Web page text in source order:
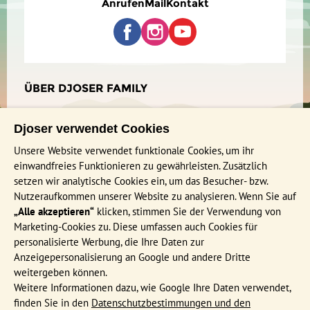
Spaß, die engen Gassen in der Altstadt zu erkunden. Neben
bunten Geschäften findet ihr hier auch echte griechische
Tavernen, in denen ihr köstliche traditionelle Gerichte
kleine Gerichte (Mezze), dann könnt ihr so viel wie möglich
von all den Köstlichkeiten probieren. So machen es auch die
Griechen.
Vulkanische Insel Santorini
Tag 14 Fähre Naxos - Santorini
Tag 15 Santorini
Tag 16 Fähre Santorini - Kreta (Heraklion)
einen Vulkanausbruch zerstört wurde.
Unternehmt eine Wanderung durch die 8 km lange
Imbros-Schlucht. Eine schöne Naturwanderung
Ein Ausflug zum interessanten Knossos in der Stadt
AnrufenMailKontakt
ÜBER DJOSER FAMILY
Rund um Buchung und Versicherungen bei Djoser Family
Kontakt / Impressum
Nachhaltigkeit bei Djoser
INFORMATIONEN
Häufig gestellte Fragen
Katalog bestellen
Events & Online Präsentationen
Djoser Reiseblog
Djoser verwendet Cookies
Unsere Website verwendet funktionale Cookies, um ihr
einwandfreies Funktionieren zu gewährleisten. Zusätzlich
setzen wir analytische Cookies ein, um das Besucher- bzw.
Nutzeraufkommen unserer Website zu analysieren. Wenn Sie auf
„Alle akzeptieren“ klicken, stimmen Sie der Verwendung von
Marketing-Cookies zu. Diese umfassen auch Cookies für
personalisierte Werbung, die Ihre Daten zur
Anzeigepersonalisierung an Google und andere Dritte
weitergeben können.
Weitere Informationen dazu, wie Google Ihre Daten verwendet,
finden Sie in den Datenschutzbestimmungen und den